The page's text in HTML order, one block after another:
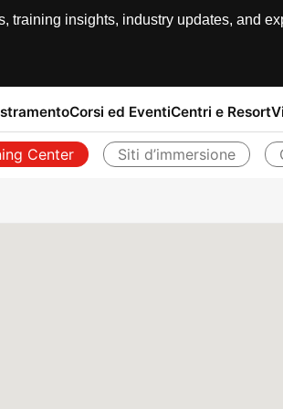
training insights, industry updates, and
Corsi ed EventiCentri e Resort
Center Siti d’immersione